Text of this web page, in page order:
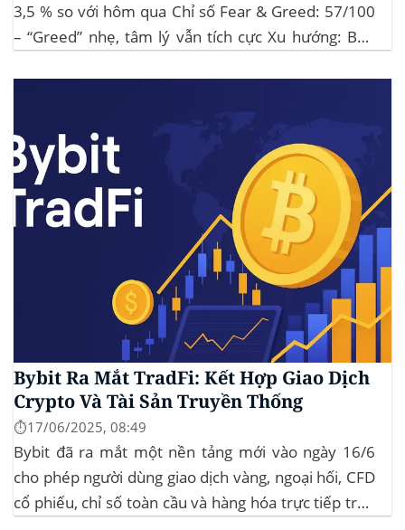
3,5 % so với hôm qua Chỉ số Fear & Greed: 57/100
– “Greed” nhẹ, tâm lý vẫn tích cực Xu hướng: BTC
Bybit Ra Mắt TradFi: Kết Hợp Giao Dịch
Crypto Và Tài Sản Truyền Thống
⏱️17/06/2025, 08:49
Bybit đã ra mắt một nền tảng mới vào ngày 16/6
cho phép người dùng giao dịch vàng, ngoại hối, CFD
cổ phiếu, chỉ số toàn cầu và hàng hóa trực tiếp trên